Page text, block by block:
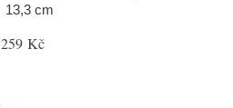
13,3 cm
259 Kč